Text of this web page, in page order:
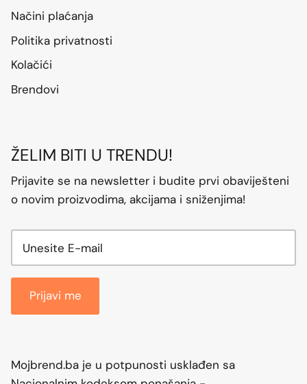
Načini plaćanja
Politika privatnosti
Kolačići
Brendovi
ŽELIM BITI U TRENDU!
Prijavite se na newsletter i budite prvi obaviješteni
o novim proizvodima, akcijama i sniženjima!
Prijavi me
Mojbrend.ba je u potpunosti usklađen sa